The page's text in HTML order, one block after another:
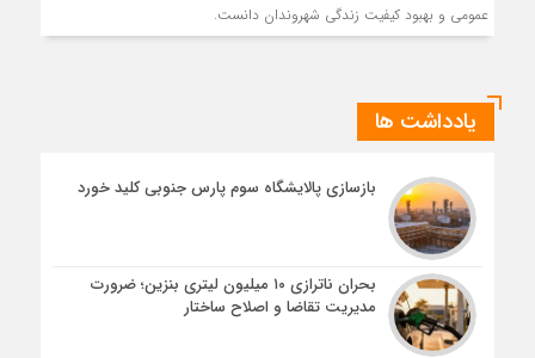
عمومی و بهبود کیفیت زندگی شهروندان دانست.
یادداشت ها
بازسازی پالایشگاه سوم پارس جنوبی کلید خورد
بحران ناترازی ۱۰ میلیون لیتری بنزین؛ ضرورت
مدیریت تقاضا و اصلاح ساختار